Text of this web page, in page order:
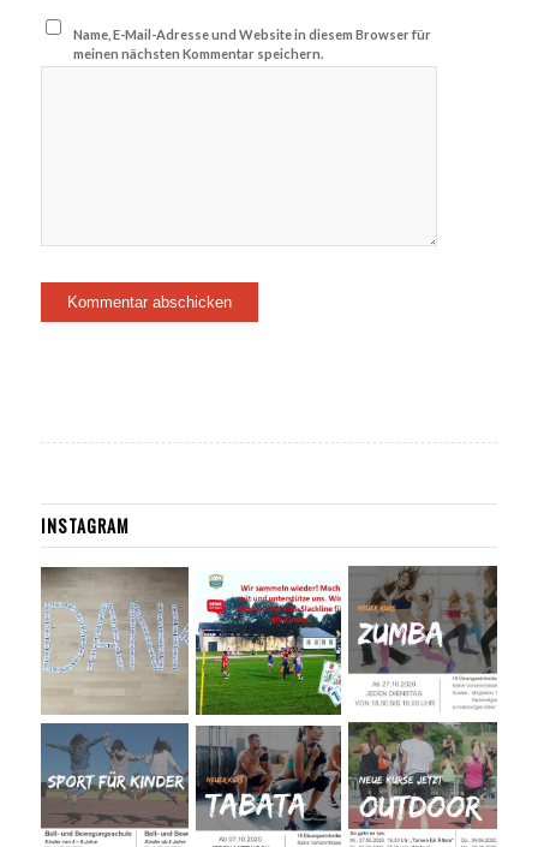
Name, E-Mail-Adresse und Website in diesem Browser für
meinen nächsten Kommentar speichern.
INSTAGRAM